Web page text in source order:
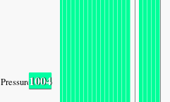
Pressure1004